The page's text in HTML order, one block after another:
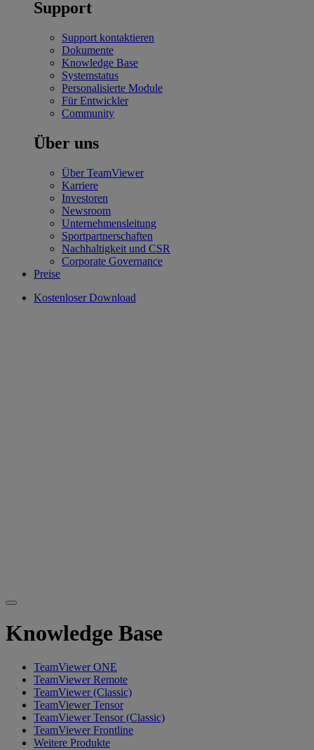
Support
Support kontaktieren
Dokumente
Knowledge Base
Systemstatus
Personalisierte Module
Für Entwickler
Community
Über uns
Über TeamViewer
Karriere
Investoren
Newsroom
Unternehmensleitung
Sportpartnerschaften
Nachhaltigkeit und CSR
Corporate Governance
Preise
Kostenloser Download
Knowledge Base
TeamViewer ONE
TeamViewer Remote
TeamViewer (Classic)
TeamViewer Tensor
TeamViewer Tensor (Classic)
TeamViewer Frontline
Weitere Produkte